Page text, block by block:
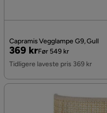
Capramis Vegglampe G9, Gull
Pris
369 kr
Original
Pris
Før 549 kr
Tidligere laveste pris 369 kr